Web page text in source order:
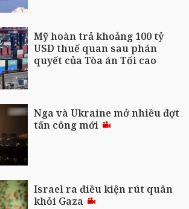
Mỹ hoàn trả khoảng 100 tỷ
USD thuế quan sau phán
quyết của Tòa án Tối cao
Nga và Ukraine mở nhiều đợt
tấn công mới
Israel ra điều kiện rút quân
khỏi Gaza